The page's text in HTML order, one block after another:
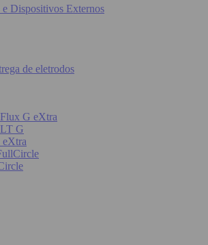
e Dispositivos Externos
de eletrodos
G eXtra
G